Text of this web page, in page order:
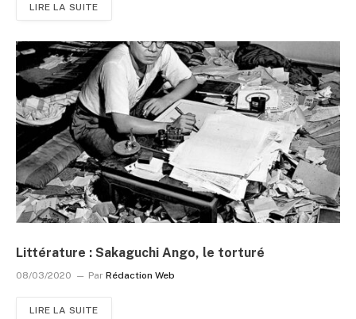
LIRE LA SUITE
Littérature : Sakaguchi Ango, le torturé
08/03/2020 Par Rédaction Web
LIRE LA SUITE